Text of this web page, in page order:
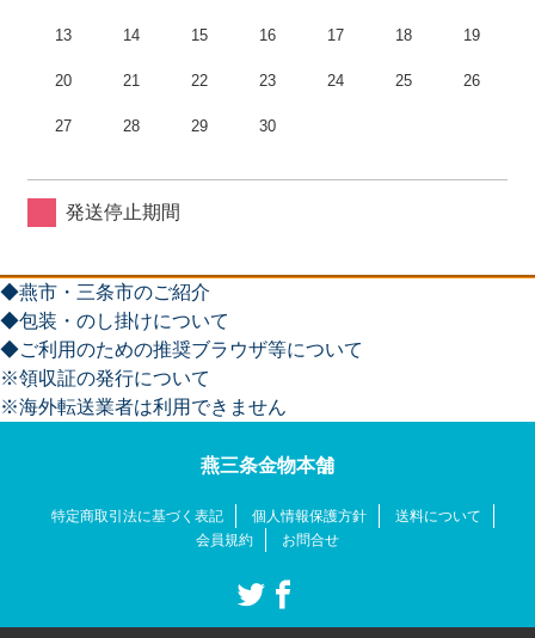
13 14 15 16 17 18 19
20 21 22 23 24 25 26
27 28 29 30
発送停止期間
◆燕市・三条市のご紹介
◆包装・のし掛けについて
◆ご利用のための推奨ブラウザ等について
※領収証の発行について
※海外転送業者は利用できません
燕三条金物本舗
特定商取引法に基づく表記 個人情報保護方針
送料について
会員規約
お問合せ